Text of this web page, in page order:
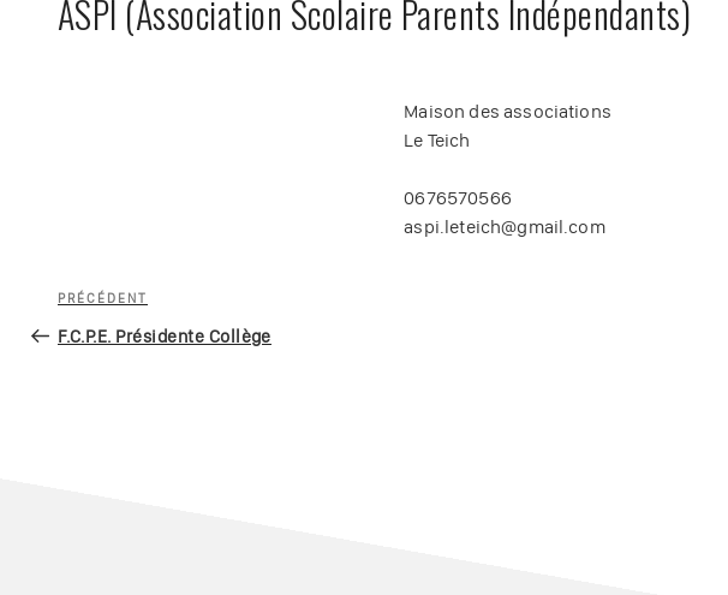
ASPI (Association Scolaire Parents Indépendants)
Maison des associations
Le Teich
0676570566
aspi.leteich@gmail.com
Navigation
de
Article
précédent
PRÉCÉDENT
F.C.P.E. Présidente Collège